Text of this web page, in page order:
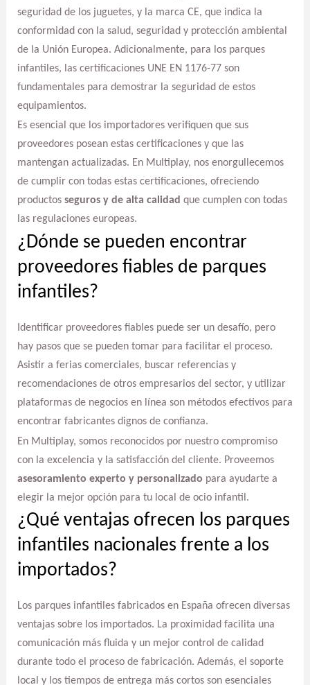
seguridad de los juguetes, y la marca CE, que indica la
conformidad con la salud, seguridad y protección ambiental
de la Unión Europea. Adicionalmente, para los parques
infantiles, las certificaciones UNE EN 1176-77 son
fundamentales para demostrar la seguridad de estos
equipamientos.
Es esencial que los importadores verifiquen que sus
proveedores posean estas certificaciones y que las
mantengan actualizadas. En Multiplay, nos enorgullecemos
de cumplir con todas estas certificaciones, ofreciendo
productos seguros y de alta calidad que cumplen con todas
las regulaciones europeas.
¿Dónde se pueden encontrar
proveedores fiables de parques
infantiles?
Identificar proveedores fiables puede ser un desafío, pero
hay pasos que se pueden tomar para facilitar el proceso.
Asistir a ferias comerciales, buscar referencias y
recomendaciones de otros empresarios del sector, y utilizar
plataformas de negocios en línea son métodos efectivos para
encontrar fabricantes dignos de confianza.
En Multiplay, somos reconocidos por nuestro compromiso
con la excelencia y la satisfacción del cliente. Proveemos
asesoramiento experto y personalizado para ayudarte a
elegir la mejor opción para tu local de ocio infantil.
¿Qué ventajas ofrecen los parques
infantiles nacionales frente a los
importados?
Los parques infantiles fabricados en España ofrecen diversas
ventajas sobre los importados. La proximidad facilita una
comunicación más fluida y un mejor control de calidad
durante todo el proceso de fabricación. Además, el soporte
local y los tiempos de entrega más cortos son esenciales